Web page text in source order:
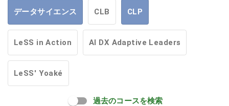
データサイエンス CLB CLP
LeSS in Action AI DX Adaptive Leaders
LeSS' Yoaké
過去のコースを検索